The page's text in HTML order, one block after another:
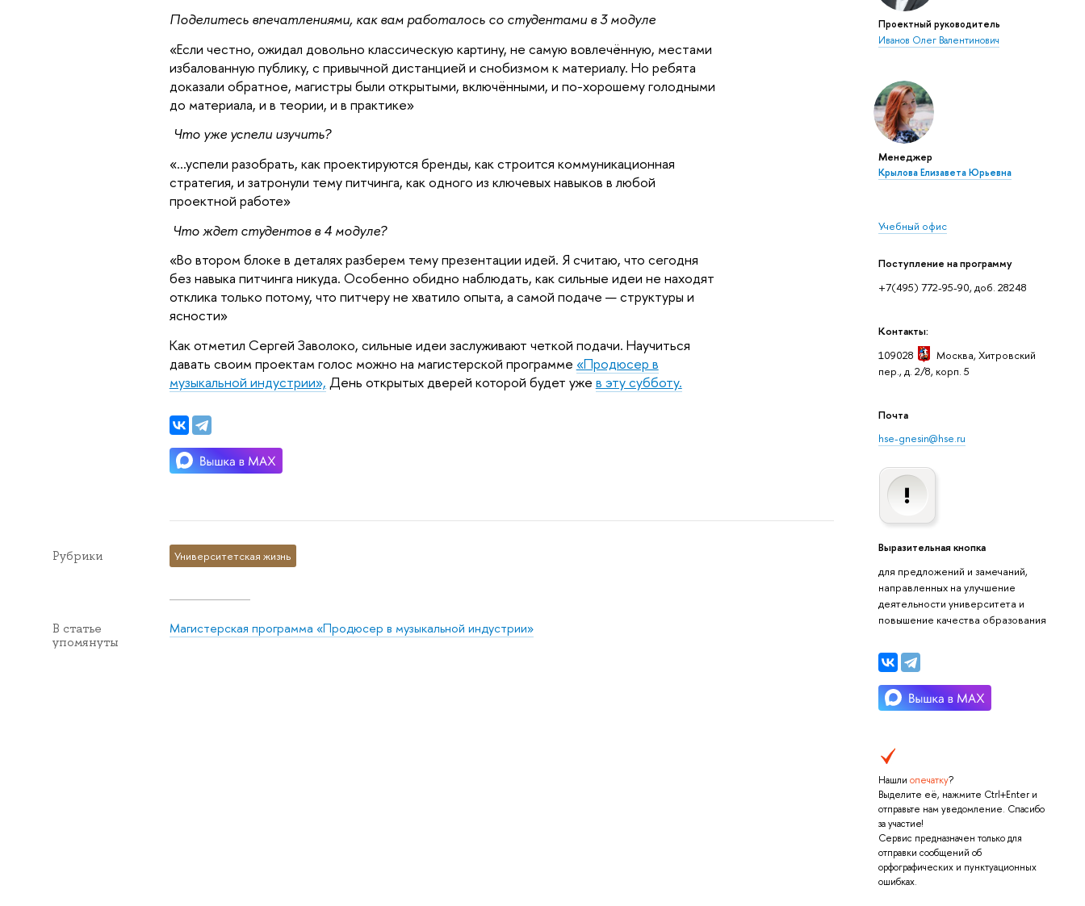
Проектный руководитель
Иванов Олег Валентинович
Менеджер
Крылова Елизавета Юрьевна
Учебный офис
Поступление на программу
+7(495) 772-95-90, доб. 28248
Контакты:
109028
Москва, Хитровский
пер., д. 2/8, корп. 5
Почта
hse-gnesin@hse.ru
Выразительная кнопка
для предложений и замечаний,
направленных на улучшение
деятельности университета и
повышение качества образования
Нашли опечатку?
Выделите её, нажмите Ctrl+Enter и
отправьте нам уведомление. Спасибо
за участие!
Сервис предназначен только для
отправки сообщений об
орфографических и пунктуационных
ошибках.
Поделитесь впечатлениями, как вам работалось со студентами в 3 модуле
«Если честно, ожидал довольно классическую картину, не самую вовлечённую, местами
избалованную публику, с привычной дистанцией и снобизмом к материалу. Но ребята
доказали обратное, магистры были открытыми, включёнными, и по-хорошему голодными
до материала, и в теории, и в практике»
Что уже успели изучить?
«…успели разобрать, как проектируются бренды, как строится коммуникационная
стратегия, и затронули тему питчинга, как одного из ключевых навыков в любой
проектной работе»
Что ждет студентов в 4 модуле?
«Во втором блоке в деталях разберем тему презентации идей. Я считаю, что сегодня
без навыка питчинга никуда. Особенно обидно наблюдать, как сильные идеи не находят
отклика только потому, что питчеру не хватило опыта, а самой подаче — структуры и
ясности»
Как отметил Сергей Заволоко, сильные идеи заслуживают четкой подачи. Научиться
давать своим проектам голос можно на магистерской программе «Продюсер в
музыкальной индустрии», День открытых дверей которой будет уже в эту субботу.
Рубрики Университетская жизнь
В статье
упомянуты
Магистерская программа «Продюсер в музыкальной индустрии»